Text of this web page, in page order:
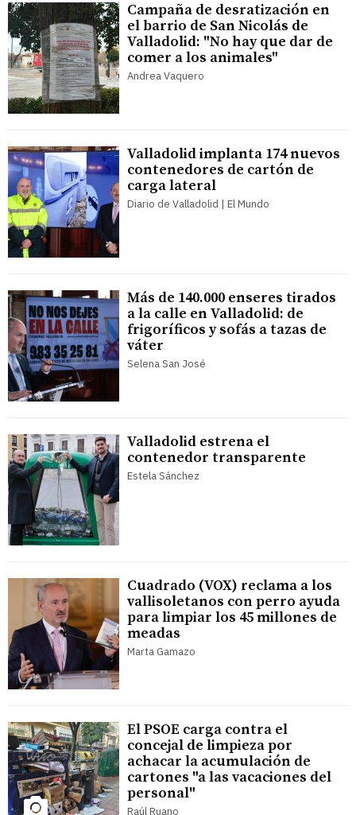
Campaña de desratización en
el barrio de San Nicolás de
Valladolid: "No hay que dar de
comer a los animales"
Andrea Vaquero
Valladolid implanta 174 nuevos
contenedores de cartón de
carga lateral
Diario de Valladolid | El Mundo
Más de 140.000 enseres tirados
a la calle en Valladolid: de
frigoríficos y sofás a tazas de
váter
Selena San José
Valladolid estrena el
contenedor transparente
Estela Sánchez
Cuadrado (VOX) reclama a los
vallisoletanos con perro ayuda
para limpiar los 45 millones de
meadas
Marta Gamazo
El PSOE carga contra el
concejal de limpieza por
achacar la acumulación de
cartones "a las vacaciones del
personal"
Raúl Ruano